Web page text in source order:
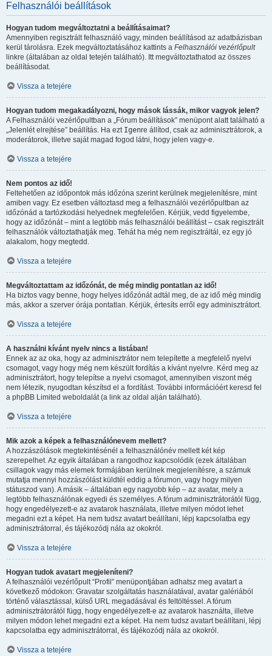
Felhasználói beállítások
Hogyan tudom megváltoztatni a beállításaimat?
Amennyiben regisztrált felhasználó vagy, minden beállításod az adatbázisban
kerül tárolásra. Ezek megváltoztatásához kattints a Felhasználói vezérlőpult
linkre (általában az oldal tetején található). Itt megváltoztathatod az összes
beállításodat.
Vissza a tetejére
Hogyan tudom megakadályozni, hogy mások lássák, mikor vagyok jelen?
A Felhasználói vezérlőpultban a „Fórum beállítások” menüpont alatt található a
„Jelenlét elrejtése” beállítás. Ha ezt Igenre állítod, csak az adminisztrátorok, a
moderátorok, illetve saját magad fogod látni, hogy jelen vagy-e.
Vissza a tetejére
Nem pontos az idő!
Feltehetően az időpontok más időzóna szerint kerülnek megjelenítésre, mint
amiben vagy. Ez esetben változtasd meg a felhasználói vezérlőpultban az
időzónád a tartózkodási helyednek megfelelően. Kérjük, vedd figyelembe,
hogy az időzónát – mint a legtöbb más felhasználói beállítást – csak regisztrált
felhasználók változtathatják meg. Tehát ha még nem regisztráltál, ez egy jó
alakalom, hogy megtedd.
Vissza a tetejére
Megváltoztattam az időzónát, de még mindig pontatlan az idő!
Ha biztos vagy benne, hogy helyes időzónát adtál meg, de az idő még mindig
más, akkor a szerver órája pontatlan. Kérjük, értesíts erről egy adminisztrátort.
Vissza a tetejére
A használni kívánt nyelv nincs a listában!
Ennek az az oka, hogy az adminisztrátor nem telepítette a megfelelő nyelvi
csomagot, vagy hogy még nem készült fordítás a kívánt nyelvre. Kérd meg az
adminisztrátort, hogy telepítse a nyelvi csomagot, amennyiben viszont még
nem létezik, nyugodtan készítsd el a fordítást. További információért keresd fel
a phpBB Limited weboldalát (a link az oldal alján található).
Vissza a tetejére
Mik azok a képek a felhasználónevem mellett?
A hozzászólások megtekintésénél a felhasználónév mellett két kép
szerepelhet. Az egyik általában a rangodhoz kapcsolódik (ezek általában
csillagok vagy más elemek formájában kerülnek megjelenítésre, a számuk
mutatja mennyi hozzászólást küldtél eddig a fórumon, vagy hogy milyen
státuszod van). A másik – általában egy nagyobb kép – az avatar, mely a
legtöbb felhasználónak egyedi és személyes. A fórum adminisztrátorától függ,
hogy engedélyezett-e az avatarok használata, illetve milyen módot lehet
megadni ezt a képet. Ha nem tudsz avatart beállítani, lépj kapcsolatba egy
adminisztrátorral, és tájékozódj nála az okokról.
Vissza a tetejére
Hogyan tudok avatart megjeleníteni?
A felhasználói vezérlőpult “Profil” menüpontjában adhatsz meg avatart a
következő módokon: Gravatar szolgáltatás használatával, avatar galériából
történő választással, külső URL megadásával és feltöltéssel. A fórum
adminisztrátorától függ, hogy engedélyezett-e az avatarok használta, illetve
milyen módon lehet megadni ezt a képet. Ha nem tudsz avatart beállítani, lépj
kapcsolatba egy adminisztrátorral, és tájékozódj nála az okokról.
Vissza a tetejére